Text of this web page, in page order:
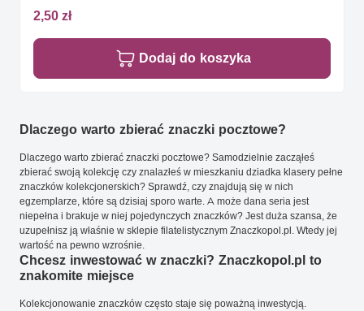
2,50 zł
Dodaj do koszyka
Dlaczego warto zbierać znaczki pocztowe?
Dlaczego warto zbierać znaczki pocztowe? Samodzielnie zacząłeś
zbierać swoją kolekcję czy znalazłeś w mieszkaniu dziadka klasery pełne
znaczków kolekcjonerskich? Sprawdź, czy znajdują się w nich
egzemplarze, które są dzisiaj sporo warte. A może dana seria jest
niepełna i brakuje w niej pojedynczych znaczków? Jest duża szansa, że
uzupełnisz ją właśnie w sklepie filatelistycznym Znaczkopol.pl. Wtedy jej
wartość na pewno wzrośnie.
Chcesz inwestować w znaczki? Znaczkopol.pl to
znakomite miejsce
Kolekcjonowanie znaczków często staje się poważną inwestycją.